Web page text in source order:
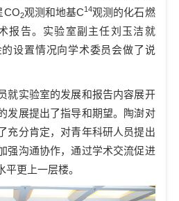
CO2观测和地基C14观测的化石燃
报告。实验室副主任刘玉洁就
设置情况向学术委员会做了说
就实验室的发展和报告内容展开
发展提出了指导和期望。陶澍对
充分肯定，对青年科研人员提出
强沟通协作，通过学术交流促进
更上一层楼。